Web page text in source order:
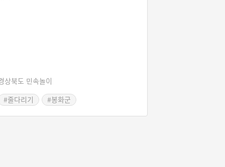
상북도 민속놀이
#줄다리기
#봉화군